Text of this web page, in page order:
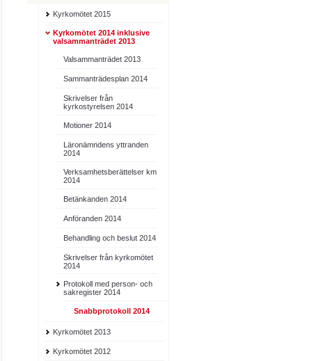
Kyrkomötet 2015
Kyrkomötet 2014 inklusive
valsammanträdet 2013
Valsammanträdet 2013
Sammanträdesplan 2014
Skrivelser från
kyrkostyrelsen 2014
Motioner 2014
Läronämndens yttranden
2014
Verksamhetsberättelser km
2014
Betänkanden 2014
Anföranden 2014
Behandling och beslut 2014
Skrivelser från kyrkomötet
2014
Protokoll med person- och
sakregister 2014
Snabbprotokoll 2014
Kyrkomötet 2013
Kyrkomötet 2012